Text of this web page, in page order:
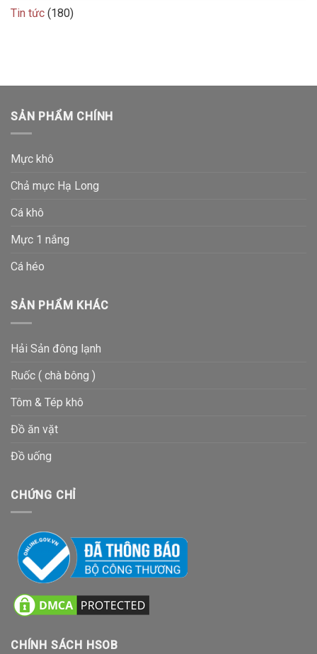
Tin tức (180)
SẢN PHẨM CHÍNH
Mực khô
Chả mực Hạ Long
Cá khô
Mực 1 nắng
Cá héo
SẢN PHẨM KHÁC
Hải Sản đông lạnh
Ruốc ( chà bông )
Tôm & Tép khô
Đồ ăn vặt
Đồ uống
CHỨNG CHỈ
CHÍNH SÁCH HSOB